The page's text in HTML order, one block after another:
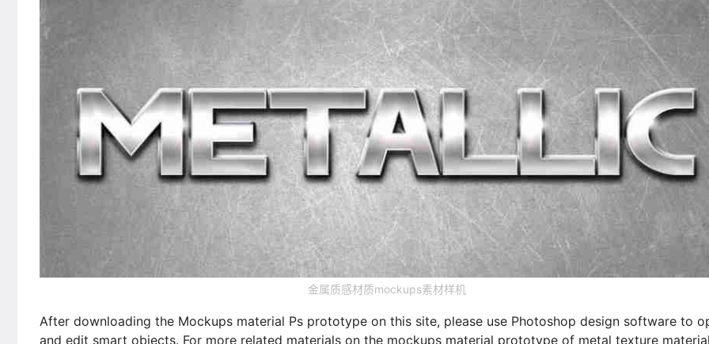
金属质感材质mockups素材样机
After downloading the Mockups material Ps prototype on this site, please use Photoshop design software to
and edit smart objects. For more related materials on the mockups material prototype of metal texture